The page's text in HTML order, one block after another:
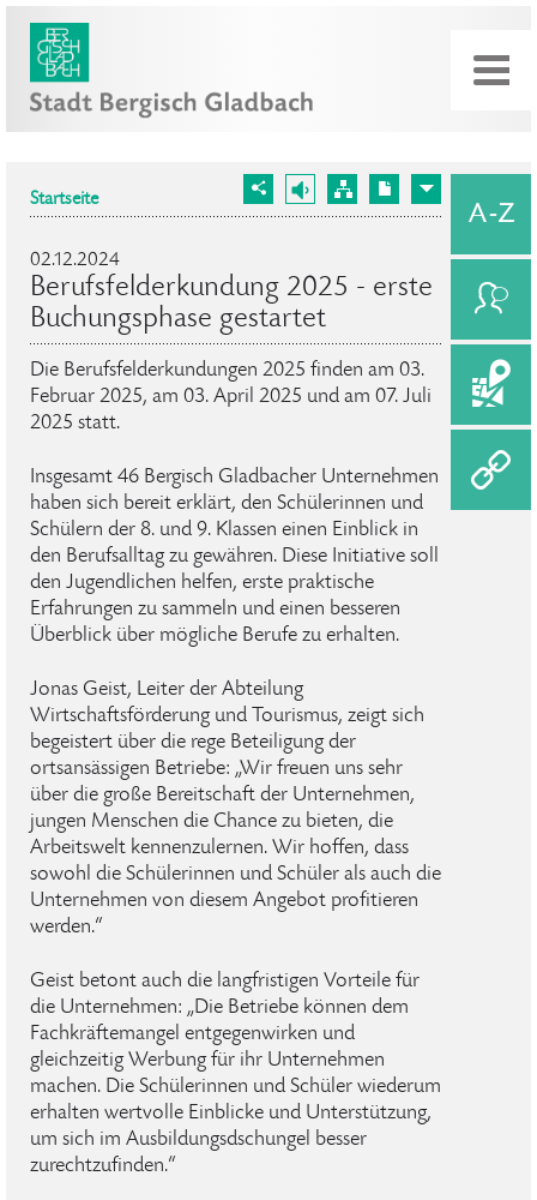
Startseite
02.12.2024
Berufsfelderkundung 2025 - erste
Buchungsphase gestartet
Die Berufsfelderkundungen 2025 finden am 03.
Februar 2025, am 03. April 2025 und am 07. Juli
2025 statt.
Insgesamt 46 Bergisch Gladbacher Unternehmen
haben sich bereit erklärt, den Schülerinnen und
Schülern der 8. und 9. Klassen einen Einblick in
den Berufsalltag zu gewähren. Diese Initiative soll
den Jugendlichen helfen, erste praktische
Erfahrungen zu sammeln und einen besseren
Überblick über mögliche Berufe zu erhalten.
Jonas Geist, Leiter der Abteilung
Wirtschaftsförderung und Tourismus, zeigt sich
begeistert über die rege Beteiligung der
ortsansässigen Betriebe: „Wir freuen uns sehr
über die große Bereitschaft der Unternehmen,
jungen Menschen die Chance zu bieten, die
Arbeitswelt kennenzulernen. Wir hoffen, dass
sowohl die Schülerinnen und Schüler als auch die
Unternehmen von diesem Angebot profitieren
werden.“
Geist betont auch die langfristigen Vorteile für
die Unternehmen: „Die Betriebe können dem
Fachkräftemangel entgegenwirken und
gleichzeitig Werbung für ihr Unternehmen
machen. Die Schülerinnen und Schüler wiederum
erhalten wertvolle Einblicke und Unterstützung,
um sich im Ausbildungsdschungel besser
zurechtzufinden.“